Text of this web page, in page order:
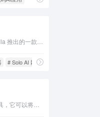
# Solo AI 网站生成器